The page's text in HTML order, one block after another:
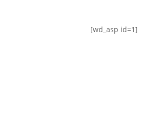
[wd_asp id=1]